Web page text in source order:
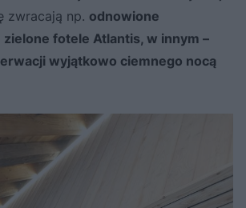
zwracają np. odnowione
zielone fotele Atlantis, w innym –
wyjątkowo ciemnego nocą